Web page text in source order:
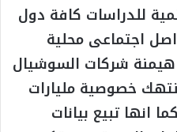
للدراسات كافة دول
اجتماعى محلية
شركات السوشيال
خصوصية مليارات
انها تبيع بيانات